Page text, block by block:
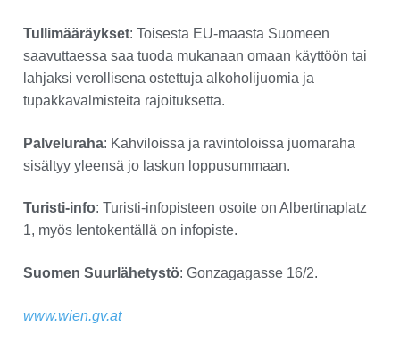
Tullimääräykset: Toisesta EU-maasta Suomeen
saavuttaessa saa tuoda mukanaan omaan käyttöön tai
lahjaksi verollisena ostettuja alkoholijuomia ja
tupakkavalmisteita rajoituksetta.
Palveluraha: Kahviloissa ja ravintoloissa juomaraha
sisältyy yleensä jo laskun loppusummaan.
Turisti-info: Turisti-infopisteen osoite on Albertinaplatz
1, myös lentokentällä on infopiste.
Suomen Suurlähetystö: Gonzagagasse 16/2.
www.wien.gv.at